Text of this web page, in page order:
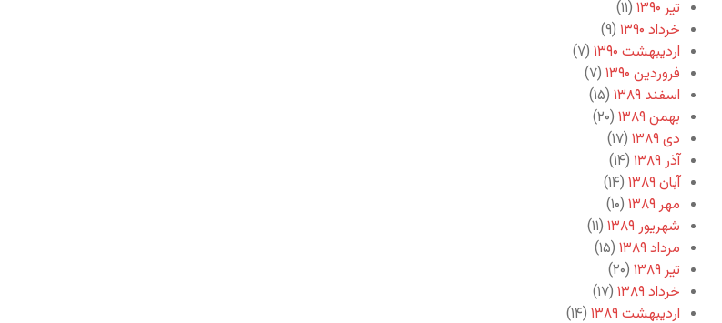
تیر ۱۳۹۰
(۱۱)
خرداد ۱۳۹۰
(۹)
اردیبهشت ۱۳۹۰
(۷)
فروردین ۱۳۹۰
(۷)
اسفند ۱۳۸۹
(۱۵)
بهمن ۱۳۸۹
(۲۰)
دی ۱۳۸۹
(۱۷)
آذر ۱۳۸۹
(۱۴)
آبان ۱۳۸۹
(۱۴)
مهر ۱۳۸۹
(۱۰)
شهریور ۱۳۸۹
(۱۱)
مرداد ۱۳۸۹
(۱۵)
تیر ۱۳۸۹
(۲۰)
خرداد ۱۳۸۹
(۱۷)
اردیبهشت ۱۳۸۹
(۱۴)